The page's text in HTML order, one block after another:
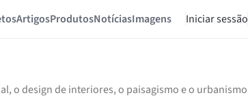
ArtigosProdutosNotíciasImagens Iniciar sessão
o design de interiores, o paisagismo e o urbanismo